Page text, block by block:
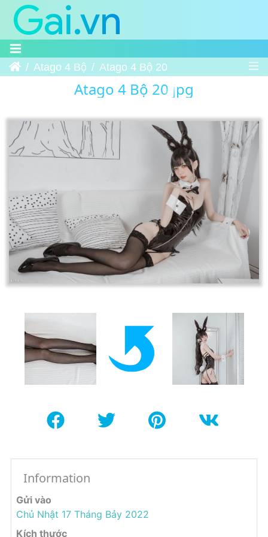
Trang chủAtago 4 Bộ Atago 4 Bộ 20
Atago 4 Bộ 20.jpg
Information
Gửi vào
Chủ Nhật 17 Tháng Bảy 2022
Kích thước